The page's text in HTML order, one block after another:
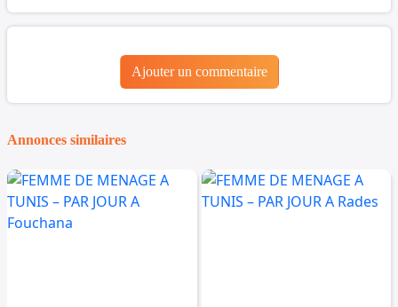
Ajouter un commentaire
Annonces similaires